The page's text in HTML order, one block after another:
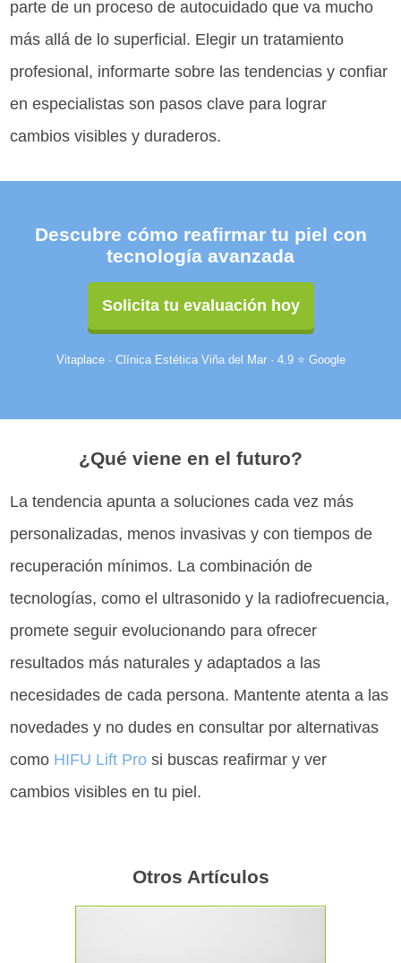
parte de un proceso de autocuidado que va mucho
más allá de lo superficial. Elegir un tratamiento
profesional, informarte sobre las tendencias y confiar
en especialistas son pasos clave para lograr
cambios visibles y duraderos.
Descubre cómo reafirmar tu piel con
tecnología avanzada
Solicita tu evaluación hoy
Vitaplace · Clínica Estética Viña del Mar · 4.9 ⭐ Google
¿Qué viene en el futuro?
La tendencia apunta a soluciones cada vez más
personalizadas, menos invasivas y con tiempos de
recuperación mínimos. La combinación de
tecnologías, como el ultrasonido y la radiofrecuencia,
promete seguir evolucionando para ofrecer
resultados más naturales y adaptados a las
necesidades de cada persona. Mantente atenta a las
novedades y no dudes en consultar por alternativas
como HIFU Lift Pro si buscas reafirmar y ver
cambios visibles en tu piel.
Otros Artículos